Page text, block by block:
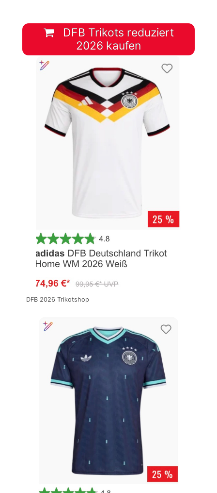
DFB Trikots reduziert
2026 kaufen
DFB 2026 Trikotshop